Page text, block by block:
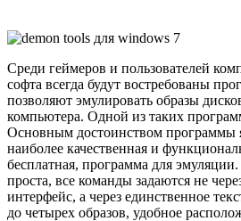
Среди геймеров и пользователей
софта всегда будут востребованы
позволяют эмулировать образы
компьютера. Одной из таких
Основным достоинством программы
наиболее качественная и
бесплатная, программа для
проста, все команды задаются не
интерфейс, а через единственное
до четырех образов, удобное